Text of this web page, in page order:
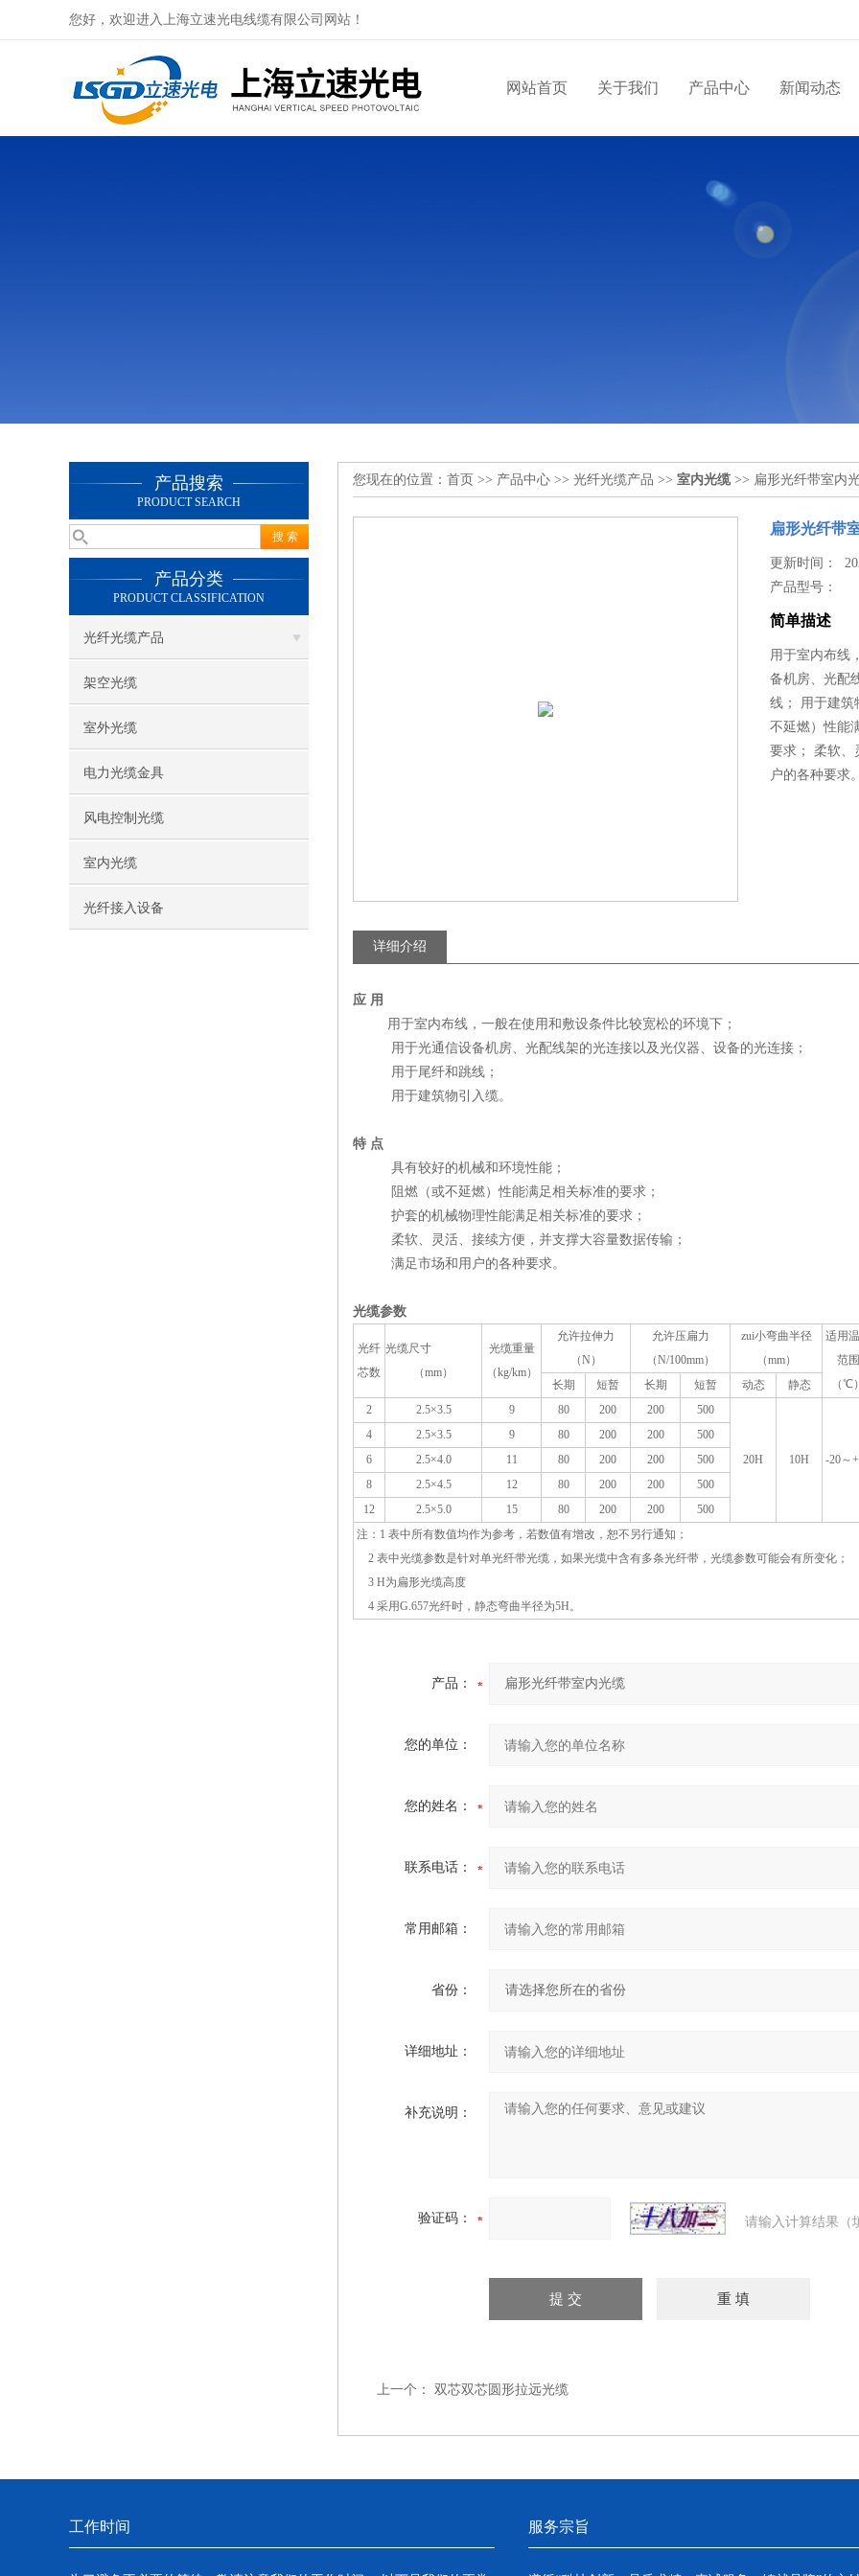
您好，欢迎进入上海立速光电线缆有限公司网站！
网站首页 关于我们 产品中心 新闻动态
产品搜索
PRODUCT SEARCH
产品分类
PRODUCT CLASSIFICATION
光纤光缆产品
架空光缆
室外光缆
电力光缆金具
风电控制光缆
室内光缆
光纤接入设备
您现在的位置： 首页 >> 产品中心 >> 光纤光缆产品 >> 室内光缆>> 扁形光纤带室内
扁形光纤带
更新时间：
产品型号：
简单描述
用于室内布线
备机房、光配
线； 用于建筑
不延燃）性能
要求； 柔软、
户的各种要求。
详细介绍
应 用
用于室内布线，一般在使用和敷设条件比较宽松的环境下；
用于光通信设备机房、光配线架的光连接以及光仪器、设备的光连接；
用于尾纤和跳线；
用于建筑物引入缆。
特 点
具有较好的机械和环境性能；
阻燃（或不延燃）性能满足相关标准的要求；
护套的机械物理性能满足相关标准的要求；
柔软、灵活、接续方便，并支撑大容量数据传输；
满足市场和用户的各种要求。
光缆参数
光纤
芯数
光缆尺寸
（mm）
光缆重量
（kg/km）
允许拉伸力
（N ）
允许压扁力
（N/100mm）
zui小弯曲半径
（mm）
适用
范围
（℃）
长期 短暂 长期 短暂 动态
静态
2
2.5×3.5 9 80 200 200 500
20H 10H -20～
4 2.5×3.5 9 80 200 200
500
6
2.5×4.0 11 80 200 200
500
8
2.5×4.5 12 80 200 200
500
12
2.5×5.0 15 80 200 200
500
注：1 表中所有数值均作为参考，若数值有增改，恕不另行通知；
2 表中光缆参数是针对单光纤带光缆，如果光缆中含有多条光纤带，光缆参数可能会有所变化；
3 H为扁形光缆高度
4 采用G.657光纤时，静态弯曲半径为5H。
产品：
您的单位：
您的姓名：
联系电话：
常用邮箱：
省份：
详细地址：
补充说明：
验证码： 请输入计算结果（
上一个： 双芯双芯圆形拉远光缆
工作时间 服务宗旨